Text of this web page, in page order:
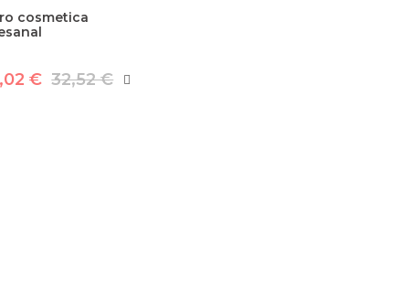
cosmetica
€ 32,52 €